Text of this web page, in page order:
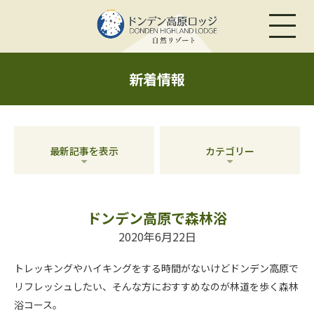
新着情報
最新記事を表示 カテゴリー
ドンデン高原で森林浴
2020年6月22日
トレッキングやハイキングをする時間がないけどドンデン高原で
リフレッシュしたい、そんな方におすすめなのが林道を歩く森林
浴コース。